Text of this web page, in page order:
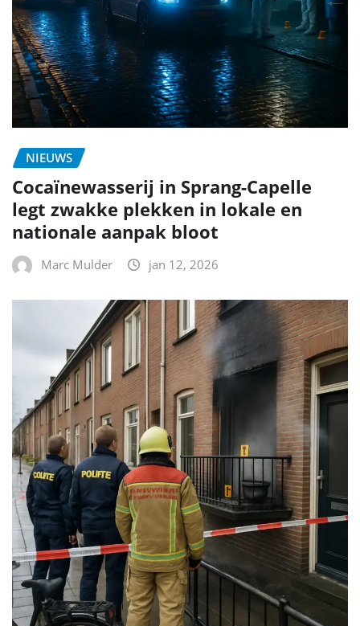
NIEUWS
Cocaïnewasserij in Sprang-Capelle
legt zwakke plekken in lokale en
nationale aanpak bloot
Marc Mulder jan 12, 2026